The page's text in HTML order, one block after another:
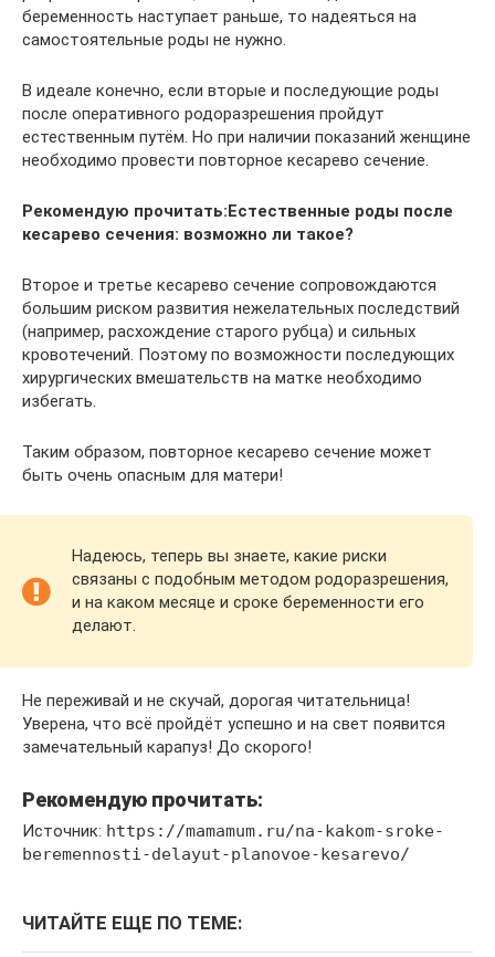
беременность наступает раньше, то надеяться на
самостоятельные роды не нужно.
В идеале конечно, если вторые и последующие роды
после оперативного родоразрешения пройдут
естественным путём. Но при наличии показаний женщине
необходимо провести повторное кесарево сечение.
Рекомендую прочитать:Естественные роды после
кесарево сечения: возможно ли такое?
Второе и третье кесарево сечение сопровождаются
большим риском развития нежелательных последствий
(например, расхождение старого рубца) и сильных
кровотечений. Поэтому по возможности последующих
хирургических вмешательств на матке необходимо
избегать.
Таким образом, повторное кесарево сечение может
быть очень опасным для матери!
Надеюсь, теперь вы знаете, какие риски
связаны с подобным методом родоразрешения,
и на каком месяце и сроке беременности его
делают.
Не переживай и не скучай, дорогая читательница!
Уверена, что всё пройдёт успешно и на свет появится
замечательный карапуз! До скорого!
Рекомендую прочитать:
Источник: https://mamamum.ru/na-kakom-sroke-
beremennosti-delayut-planovoe-kesarevo/
ЧИТАЙТЕ ЕЩЕ ПО ТЕМЕ: